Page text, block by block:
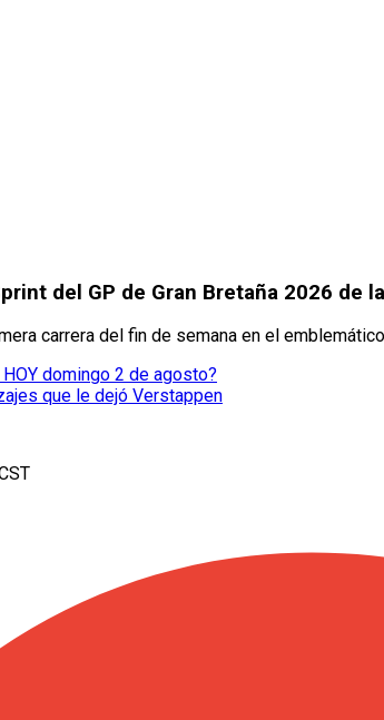
del GP de Gran Bretaña 2026 de
carrera del fin de semana en el
domingo 2 de agosto?
que le dejó Verstappen